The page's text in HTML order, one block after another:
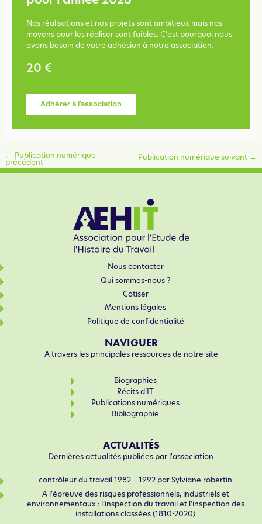
Nos réalisations et nos projets sont ambitieux mais nos
moyens pour les réaliser sont faibles. C’est pourquoi nous
avons besoin de votre adhésion à notre association.
20 €
Adhérer à l’association
← Publication numérique
précédent
Publication numérique suivant →
Nous contacter
Qui sommes-nous ?
Cotiser
Mentions légales
Politique de confidentialité
NAVIGUER
A travers les principales ressources de notre site
Biographies
Récits d’IT
Publications numériques
Bibliographie
ACTUALITÉS
Dernières actualités publiées par l'association
contrôleur du travail 1982 – 1992 par Sylviane robertin
A l’épreuve des risques professionnels, industriels et
environnementaux : l’inspection du travail et l’inspection des
installations classées (1810-2020)